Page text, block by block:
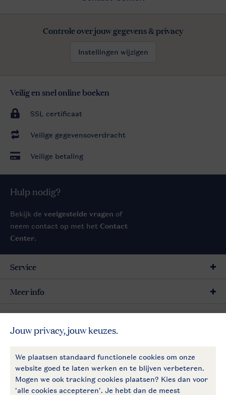
Controle over jouw gegevens & privacy
Instellingen wijzigen
Veilig en snel online boeken
SSL certificaat
Veilige gegevensoverdracht
Veilige betaling
Hulp nodig?
Bekijk de veelgestelde vragen of
neem contact op met het Contact
Center.
Follow Us
facebookinstagram
Service
Meer info
Meer Landal